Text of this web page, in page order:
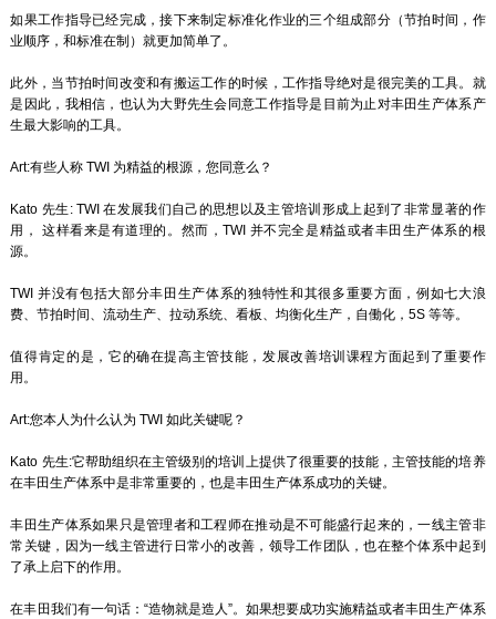
如果工作指导已经完成，接下来制定标准化作业的三个组成部分（节拍时间，作
业顺序，和标准在制）就更加简单了。
此外，当节拍时间改变和有搬运工作的时候，工作指导绝对是很完美的工具。就
是因此，我相信，也认为大野先生会同意工作指导是目前为止对丰田生产体系产
生最大影响的工具。
Art:有些人称 TWI 为精益的根源，您同意么？
Kato 先生: TWI 在发展我们自己的思想以及主管培训形成上起到了非常显著的作
用， 这样看来是有道理的。然而，TWI 并不完全是精益或者丰田生产体系的根
源。
TWI 并没有包括大部分丰田生产体系的独特性和其很多重要方面，例如七大浪
费、节拍时间、流动生产、拉动系统、看板、均衡化生产，自働化，5S 等等。
值得肯定的是，它的确在提高主管技能，发展改善培训课程方面起到了重要作
用。
Art:您本人为什么认为 TWI 如此关键呢？
Kato 先生:它帮助组织在主管级别的培训上提供了很重要的技能，主管技能的培养
在丰田生产体系中是非常重要的，也是丰田生产体系成功的关键。
丰田生产体系如果只是管理者和工程师在推动是不可能盛行起来的，一线主管非
常关键，因为一线主管进行日常小的改善，领导工作团队，也在整个体系中起到
了承上启下的作用。
在丰田我们有一句话：“造物就是造人”。如果想要成功实施精益或者丰田生产体系